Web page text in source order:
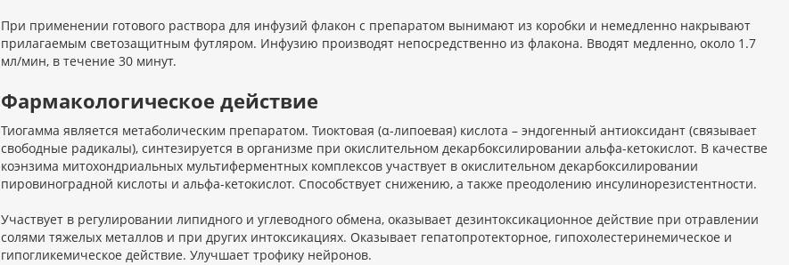
При применении готового раствора для инфузий флакон с препаратом вынимают из коробки и немедленно накрывают
прилагаемым светозащитным футляром. Инфузию производят непосредственно из флакона. Вводят медленно, около 1.7
мл/мин, в течение 30 минут.
Фармакологическое действие
Тиогамма является метаболическим препаратом. Тиоктовая (α-липоевая) кислота – эндогенный антиоксидант (связывает
свободные радикалы), синтезируется в организме при окислительном декарбоксилировании альфа-кетокислот. В качестве
коэнзима митохондриальных мультиферментных комплексов участвует в окислительном декарбоксилировании
пировиноградной кислоты и альфа-кетокислот. Способствует снижению, а также преодолению инсулинорезистентности.
Участвует в регулировании липидного и углеводного обмена, оказывает дезинтоксикационное действие при отравлении
солями тяжелых металлов и при других интоксикациях. Оказывает гепатопротекторное, гипохолестеринемическое и
гипогликемическое действие. Улучшает трофику нейронов.